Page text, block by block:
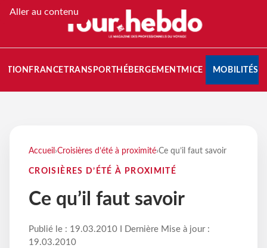
Aller au contenu
FRANCETRANSPORT HÉBERGEMENTMICE MOBILITÉS
Accueil ›Croisières d’été à proximité›Ce qu’il faut savoir
CROISIÈRES D’ÉTÉ À PROXIMITÉ
Ce qu’il faut savoir
Publié le : 19.03.2010 I Dernière Mise à jour :
19.03.2010